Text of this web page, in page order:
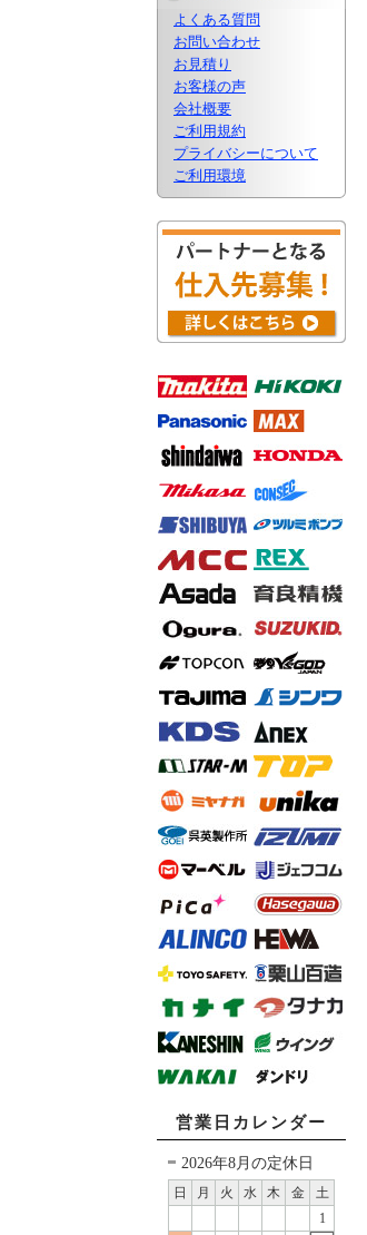
よくある質問
お問い合わせ
お見積り
お客様の声
会社概要
ご利用規約
プライバシーについて
ご利用環境
営業日カレンダー
2026年8月の定休日
日 月 火 水 木 金
土
1